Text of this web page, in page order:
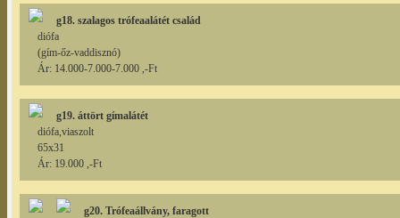
g18. szalagos trófeaalátét család
diófa
(gím-őz-vaddisznó)
Ár: 14.000-7.000-7.000 ,-Ft
g19. áttört gímalátét
diófa,viaszolt
65x31
Ár: 19.000 ,-Ft
g20. Trófeaállvány, faragott